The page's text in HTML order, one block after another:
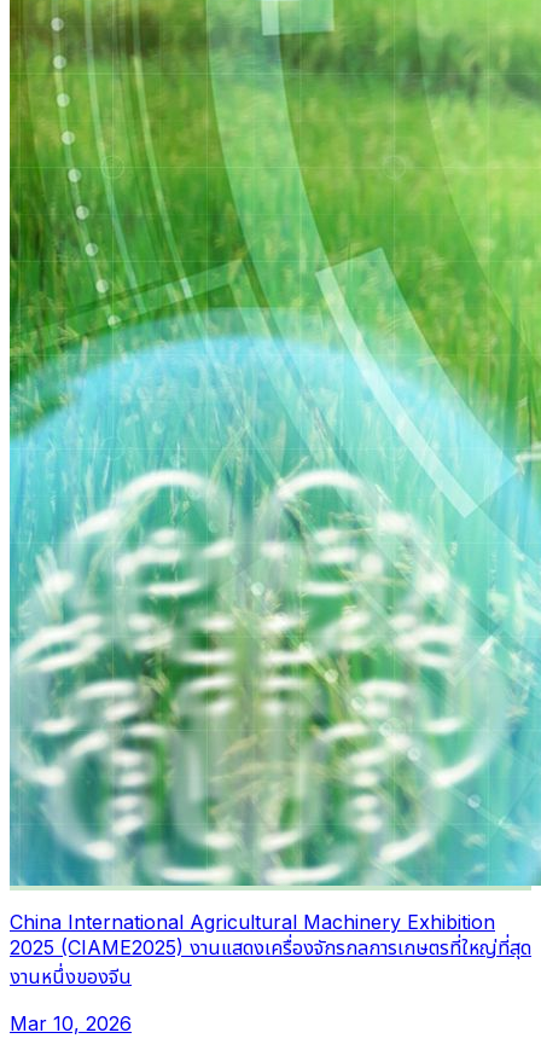
China International Agricultural Machinery Exhibition
2025 (CIAME2025) งานแสดงเครื่องจักรกลการเกษตรที่ใหญ่ที่สุด
งานหนึ่งของจีน
Mar 10, 2026